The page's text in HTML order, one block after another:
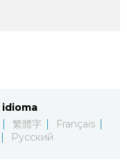
繁體字
Français
Русский